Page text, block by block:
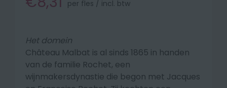
per fles / incl. btw
Het domein
Château Malbat is al sinds 1865 in handen
van de familie Rochet, een
wijnmakersdynastie die begon met Jacques